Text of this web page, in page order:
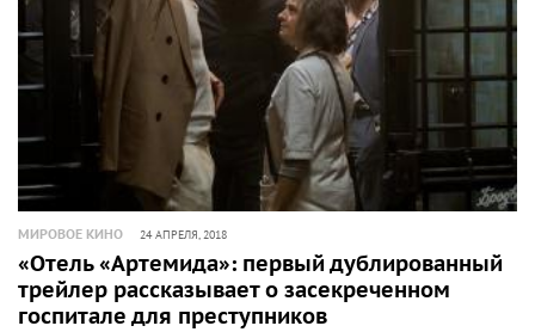
МИРОВОЕ КИНО 24 АПРЕЛЯ, 2018
«Отель «Артемида»: первый дублированный
трейлер рассказывает о засекреченном
госпитале для преступников